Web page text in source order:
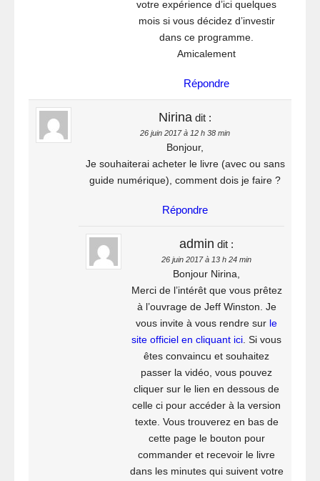
votre expérience d’ici quelques
mois si vous décidez d’investir
dans ce programme.
Amicalement
Répondre
Nirina dit :
26 juin 2017 à 12 h 38 min
Bonjour,
Je souhaiterai acheter le livre (avec ou sans
guide numérique), comment dois je faire ?
Répondre
admin dit :
26 juin 2017 à 13 h 24 min
Bonjour Nirina,
Merci de l’intérêt que vous prêtez
à l’ouvrage de Jeff Winston. Je
vous invite à vous rendre sur le
site officiel en cliquant ici . Si vous
êtes convaincu et souhaitez
passer la vidéo, vous pouvez
cliquer sur le lien en dessous de
celle ci pour accéder à la version
texte. Vous trouverez en bas de
cette page le bouton pour
commander et recevoir le livre
dans les minutes qui suivent votre